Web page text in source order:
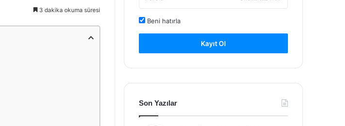
3 dakika okuma süresi
Beni hatırla
Kayıt Ol
Son Yazılar